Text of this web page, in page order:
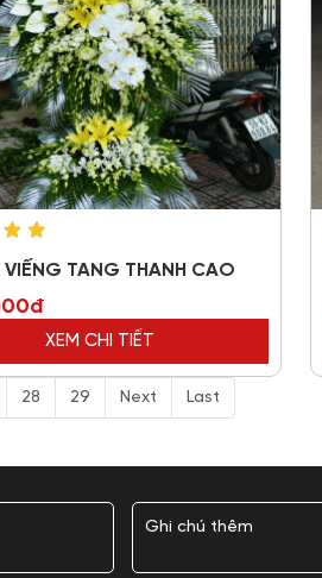
VIẾNG TANG THANH CAO
XEM CHI TIẾT
28 29 Next Last